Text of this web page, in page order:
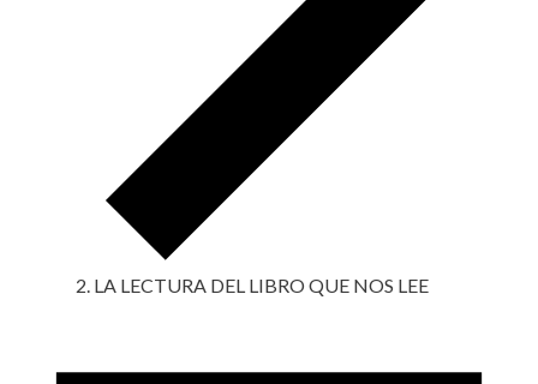
LA LECTURA DEL LIBRO QUE NOS LEE